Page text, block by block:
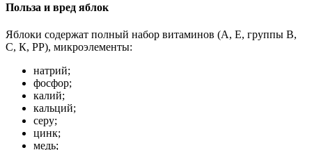
Польза и вред яблок
Яблоки содержат полный набор витаминов (А, Е, группы В,
С, К, РР), микроэлементы:
натрий;
фосфор;
калий;
кальций;
серу;
цинк;
медь;